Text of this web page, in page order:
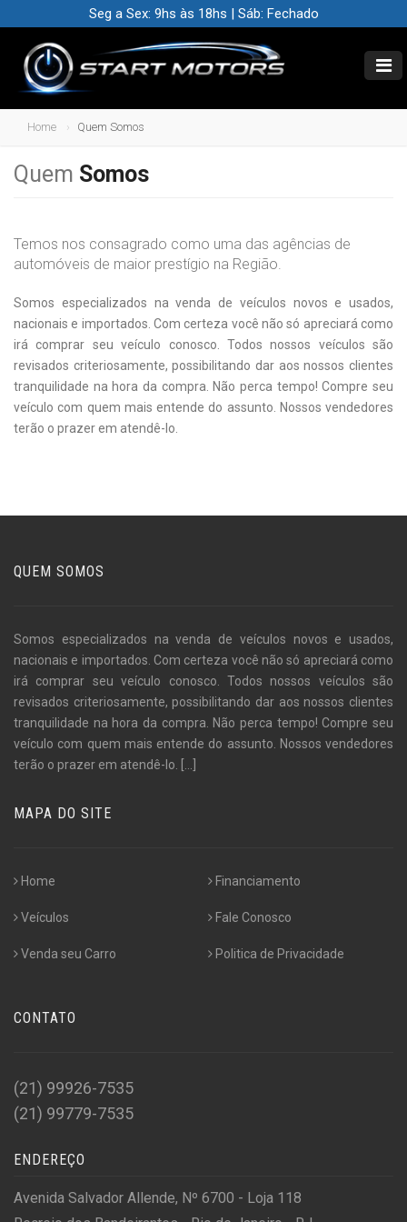
Seg a Sex: 9hs às 18hs | Sáb: Fechado
Home Quem Somos
Quem Somos
Temos nos consagrado como uma das agências de
automóveis de maior prestígio na Região.
Somos especializados na venda de veículos novos e usados,
nacionais e importados. Com certeza você não só apreciará como
irá comprar seu veículo conosco. Todos nossos veículos são
revisados criteriosamente, possibilitando dar aos nossos clientes
tranquilidade na hora da compra. Não perca tempo! Compre seu
veículo com quem mais entende do assunto. Nossos vendedores
terão o prazer em atendê-lo.
QUEM SOMOS
Somos especializados na venda de veículos novos e usados,
nacionais e importados. Com certeza você não só apreciará como
irá comprar seu veículo conosco. Todos nossos veículos são
revisados criteriosamente, possibilitando dar aos nossos clientes
tranquilidade na hora da compra. Não perca tempo! Compre seu
veículo com quem mais entende do assunto. Nossos vendedores
terão o prazer em atendê-lo.
MAPA DO SITE
Home
Veículos
Venda seu Carro
Financiamento
Fale Conosco
Politica de Privacidade
CONTATO
(21) 99926-7535
(21) 99779-7535
ENDEREÇO
Avenida Salvador Allende, Nº 6700 - Loja 118